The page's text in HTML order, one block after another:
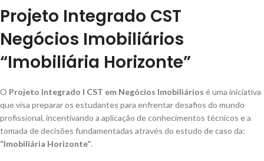
Projeto Integrado CST
Negócios Imobiliários
“Imobiliária Horizonte”
O Projeto Integrado I CST em Negócios Imobiliários é uma iniciativa
que visa preparar os estudantes para enfrentar desafios do mundo
profissional, incentivando a aplicação de conhecimentos técnicos e a
tomada de decisões fundamentadas através do estudo de caso da:
“Imobiliária Horizonte”.